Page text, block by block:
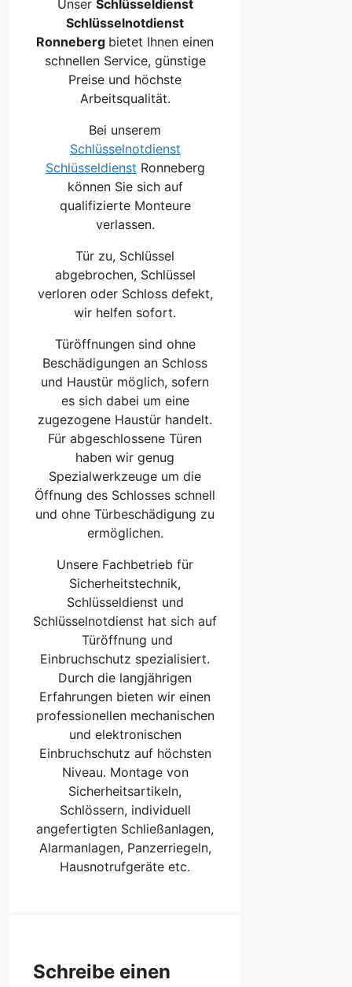
Unser Schlüsseldienst
Schlüsselnotdienst
Ronneberg bietet Ihnen einen
schnellen Service, günstige
Preise und höchste
Arbeitsqualität.
Bei unserem
Schlüsselnotdienst
Schlüsseldienst Ronneberg
können Sie sich auf
qualifizierte Monteure
verlassen.
Tür zu, Schlüssel
abgebrochen, Schlüssel
verloren oder Schloss defekt,
wir helfen sofort.
Türöffnungen sind ohne
Beschädigungen an Schloss
und Haustür möglich, sofern
es sich dabei um eine
zugezogene Haustür handelt.
Für abgeschlossene Türen
haben wir genug
Spezialwerkzeuge um die
Öffnung des Schlosses schnell
und ohne Türbeschädigung zu
ermöglichen.
Unsere Fachbetrieb für
Sicherheitstechnik,
Schlüsseldienst und
Schlüsselnotdienst hat sich auf
Türöffnung und
Einbruchschutz spezialisiert.
Durch die langjährigen
Erfahrungen bieten wir einen
professionellen mechanischen
und elektronischen
Einbruchschutz auf höchsten
Niveau. Montage von
Sicherheitsartikeln,
Schlössern, individuell
angefertigten Schließanlagen,
Alarmanlagen, Panzerriegeln,
Hausnotrufgeräte etc.
Schreibe einen